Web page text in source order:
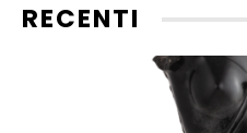
RECENTI